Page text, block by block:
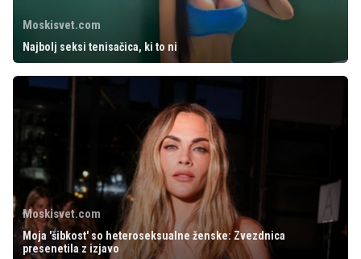
Moskisvet.com
Najbolj seksi tenisačica, ki to ni
Moskisvet.com
Moja 'šibkost' so heteroseksualne ženske: Zvezdnica
presenetila z izjavo